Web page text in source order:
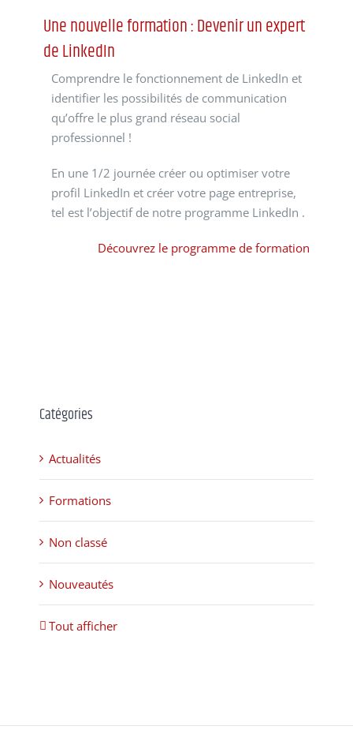
Une nouvelle formation : Devenir un expert
de LinkedIn
Comprendre le fonctionnement de LinkedIn et
identifier les possibilités de communication
qu’offre le plus grand réseau social
professionnel !
En une 1/2 journée créer ou optimiser votre
profil LinkedIn et créer votre page entreprise,
tel est l’objectif de notre programme LinkedIn .
Découvrez le programme de formation
Catégories
Actualités
Formations
Non classé
Nouveautés
Tout afficher